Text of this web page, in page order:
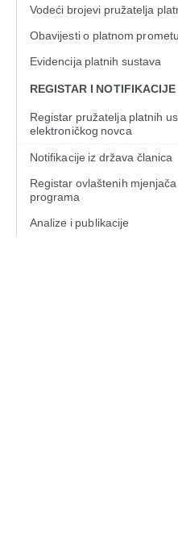
Vodeći brojevi pružatelja
Obavijesti o platnom prometu
Evidencija platnih sustava
REGISTAR I NOTIFIKACIJE
Registar pružatelja platnih
elektroničkog novca
Notifikacije iz država članica
Registar ovlaštenih
programa
Analize i publikacije